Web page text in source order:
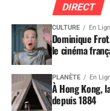
DIRECT
CULTURE En
Dominique
le cinéma
PLANÈTE En
À Hong Kong,
depuis 1884